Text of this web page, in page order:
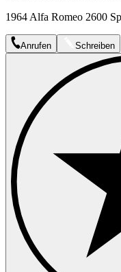
1964 Alfa Romeo 2600
Anrufen Schreiben